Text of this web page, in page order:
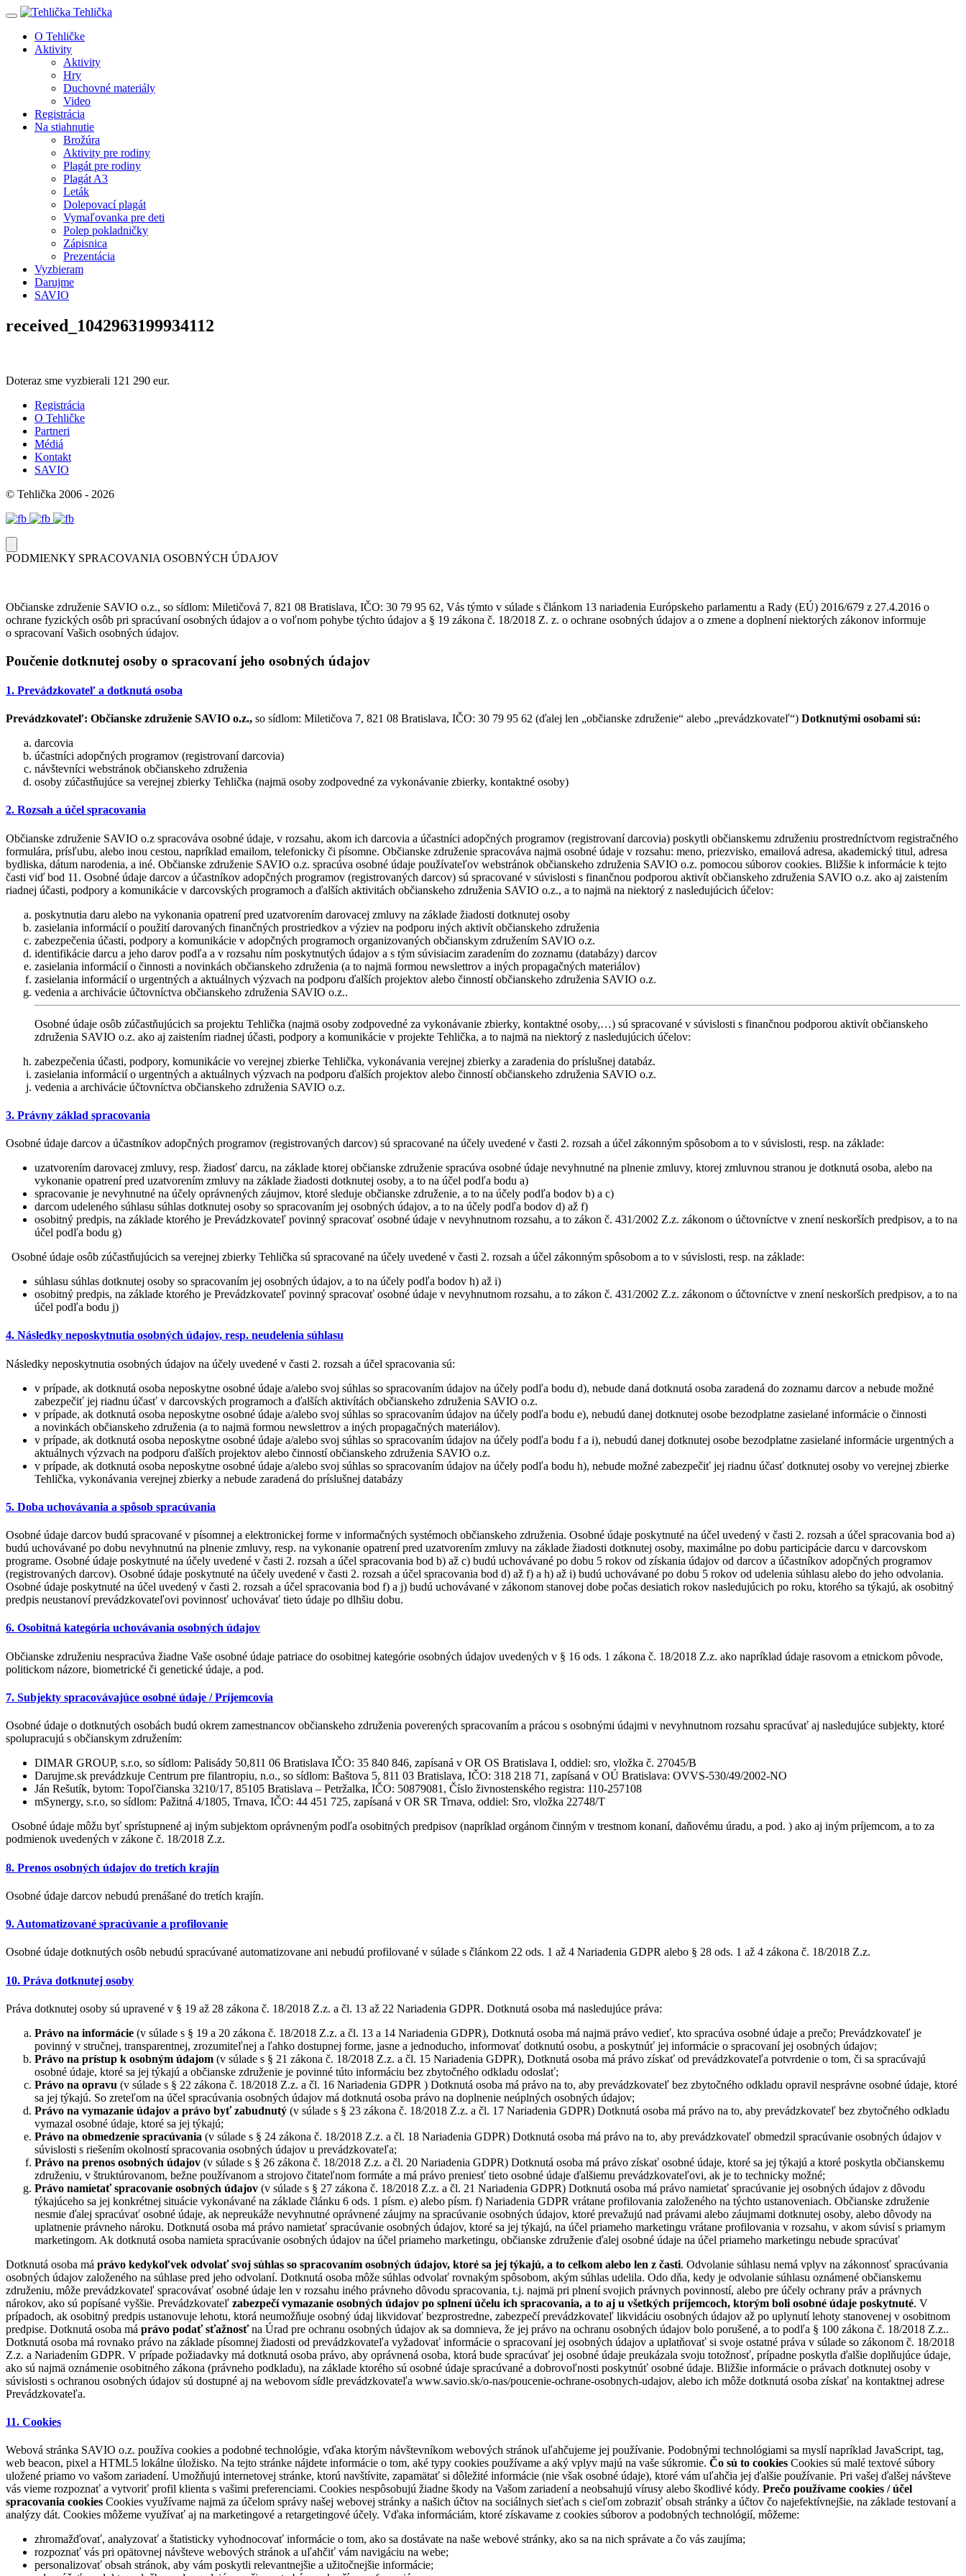
Tehlička
O Tehličke
Aktivity
Aktivity
Hry
Duchovné materiály
Video
Registrácia
Na stiahnutie
Brožúra
Aktivity pre rodiny
Plagát pre rodiny
Plagát A3
Leták
Dolepovací plagát
Vymaľovanka pre deti
Polep pokladničky
Zápisnica
Prezentácia
Vyzbieram
Darujme
SAVIO
received_1042963199934112
Doteraz sme vyzbierali 121 290 eur.
Registrácia
O Tehličke
Partneri
Médiá
Kontakt
SAVIO
© Tehlička 2006 - 2026
PODMIENKY SPRACOVANIA OSOBNÝCH ÚDAJOV
Občianske združenie SAVIO o.z., so sídlom: Miletičová 7, 821 08 Bratislava, IČO: 30 79 95 62, Vás týmto v súlade s článkom 13 nariadenia Európskeho parlamentu a Rady (EÚ) 2016/679 z 27.4.2016 o
ochrane fyzických osôb pri spracúvaní osobných údajov a o voľnom pohybe týchto údajov a § 19 zákona č. 18/2018 Z. z. o ochrane osobných údajov a o zmene a doplnení niektorých zákonov informuje
o spracovaní Vašich osobných údajov.
Poučenie dotknutej osoby o spracovaní jeho osobných údajov
1. Prevádzkovateľ a dotknutá osoba
Prevádzkovateľ: Občianske združenie SAVIO o.z., so sídlom: Miletičova 7, 821 08 Bratislava, IČO: 30 79 95 62 (ďalej len „občianske združenie“ alebo „prevádzkovateľ“) Dotknutými osobami sú:
darcovia
účastníci adopčných programov (registrovaní darcovia)
návštevníci webstránok občianskeho združenia
osoby zúčastňujúce sa verejnej zbierky Tehlička (najmä osoby zodpovedné za vykonávanie zbierky, kontaktné osoby)
2. Rozsah a účel spracovania
Občianske združenie SAVIO o.z spracováva osobné údaje, v rozsahu, akom ich darcovia a účastníci adopčných programov (registrovaní darcovia) poskytli občianskemu združeniu prostredníctvom registračného
formulára, prísľubu, alebo inou cestou, napríklad emailom, telefonicky či písomne. Občianske združenie spracováva najmä osobné údaje v rozsahu: meno, priezvisko, emailová adresa, akademický titul, adresa
bydliska, dátum narodenia, a iné. Občianske združenie SAVIO o.z. spracúva osobné údaje používateľov webstránok občianskeho združenia SAVIO o.z. pomocou súborov cookies. Bližšie k informácie k tejto
časti viď bod 11. Osobné údaje darcov a účastníkov adopčných programov (registrovaných darcov) sú spracované v súvislosti s finančnou podporou aktivít občianskeho združenia SAVIO o.z. ako aj zaistením
riadnej účasti, podpory a komunikácie v darcovských programoch a ďalších aktivitách občianskeho združenia SAVIO o.z., a to najmä na niektorý z nasledujúcich účelov:
poskytnutia daru alebo na vykonania opatrení pred uzatvorením darovacej zmluvy na základe žiadosti dotknutej osoby
zasielania informácií o použití darovaných finančných prostriedkov a výziev na podporu iných aktivít občianskeho združenia
zabezpečenia účasti, podpory a komunikácie v adopčných programoch organizovaných občianskym združením SAVIO o.z.
identifikácie darcu a jeho darov podľa a v rozsahu ním poskytnutých údajov a s tým súvisiacim zaradením do zoznamu (databázy) darcov
zasielania informácií o činnosti a novinkách občianskeho združenia (a to najmä formou newslettrov a iných propagačných materiálov)
zasielania informácií o urgentných a aktuálnych výzvach na podporu ďalších projektov alebo činností občianskeho združenia SAVIO o.z.
vedenia a archivácie účtovníctva občianskeho združenia SAVIO o.z..
Osobné údaje osôb zúčastňujúcich sa projektu Tehlička (najmä osoby zodpovedné za vykonávanie zbierky, kontaktné osoby,…) sú spracované v súvislosti s finančnou podporou aktivít občianskeho
združenia SAVIO o.z. ako aj zaistením riadnej účasti, podpory a komunikácie v projekte Tehlička, a to najmä na niektorý z nasledujúcich účelov:
zabezpečenia účasti, podpory, komunikácie vo verejnej zbierke Tehlička, vykonávania verejnej zbierky a zaradenia do príslušnej databáz.
zasielania informácií o urgentných a aktuálnych výzvach na podporu ďalších projektov alebo činností občianskeho združenia SAVIO o.z.
vedenia a archivácie účtovníctva občianskeho združenia SAVIO o.z.
3. Právny základ spracovania
Osobné údaje darcov a účastníkov adopčných programov (registrovaných darcov) sú spracované na účely uvedené v časti 2. rozsah a účel zákonným spôsobom a to v súvislosti, resp. na základe:
uzatvorením darovacej zmluvy, resp. žiadosť darcu, na základe ktorej občianske združenie spracúva osobné údaje nevyhnutné na plnenie zmluvy, ktorej zmluvnou stranou je dotknutá osoba, alebo na
vykonanie opatrení pred uzatvorením zmluvy na základe žiadosti dotknutej osoby, a to na účel podľa bodu a)
spracovanie je nevyhnutné na účely oprávnených záujmov, ktoré sleduje občianske združenie, a to na účely podľa bodov b) a c)
darcom udeleného súhlasu súhlas dotknutej osoby so spracovaním jej osobných údajov, a to na účely podľa bodov d) až f)
osobitný predpis, na základe ktorého je Prevádzkovateľ povinný spracovať osobné údaje v nevyhnutnom rozsahu, a to zákon č. 431/2002 Z.z. zákonom o účtovníctve v znení neskorších predpisov, a to na
účel podľa bodu g)
Osobné údaje osôb zúčastňujúcich sa verejnej zbierky Tehlička sú spracované na účely uvedené v časti 2. rozsah a účel zákonným spôsobom a to v súvislosti, resp. na základe:
súhlasu súhlas dotknutej osoby so spracovaním jej osobných údajov, a to na účely podľa bodov h) až i)
osobitný predpis, na základe ktorého je Prevádzkovateľ povinný spracovať osobné údaje v nevyhnutnom rozsahu, a to zákon č. 431/2002 Z.z. zákonom o účtovníctve v znení neskorších predpisov, a to na
účel podľa bodu j)
4. Následky neposkytnutia osobných údajov, resp. neudelenia súhlasu
Následky neposkytnutia osobných údajov na účely uvedené v časti 2. rozsah a účel spracovania sú:
v prípade, ak dotknutá osoba neposkytne osobné údaje a/alebo svoj súhlas so spracovaním údajov na účely podľa bodu d), nebude daná dotknutá osoba zaradená do zoznamu darcov a nebude možné
zabezpečiť jej riadnu účasť v darcovských programoch a ďalších aktivítách občianskeho združenia SAVIO o.z.
v prípade, ak dotknutá osoba neposkytne osobné údaje a/alebo svoj súhlas so spracovaním údajov na účely podľa bodu e), nebudú danej dotknutej osobe bezodplatne zasielané informácie o činnosti
a novinkách občianskeho združenia (a to najmä formou newslettrov a iných propagačných materiálov).
v prípade, ak dotknutá osoba neposkytne osobné údaje a/alebo svoj súhlas so spracovaním údajov na účely podľa bodu f a i), nebudú danej dotknutej osobe bezodplatne zasielané informácie urgentných a
aktuálnych výzvach na podporu ďalších projektov alebo činností občianskeho združenia SAVIO o.z.
v prípade, ak dotknutá osoba neposkytne osobné údaje a/alebo svoj súhlas so spracovaním údajov na účely podľa bodu h), nebude možné zabezpečiť jej riadnu účasť dotknutej osoby vo verejnej zbierke
Tehlička, vykonávania verejnej zbierky a nebude zaradená do príslušnej databázy
5. Doba uchovávania a spôsob spracúvania
Osobné údaje darcov budú spracované v písomnej a elektronickej forme v informačných systémoch občianskeho združenia. Osobné údaje poskytnuté na účel uvedený v časti 2. rozsah a účel spracovania bod a)
budú uchovávané po dobu nevyhnutnú na plnenie zmluvy, resp. na vykonanie opatrení pred uzatvorením zmluvy na základe žiadosti dotknutej osoby, maximálne po dobu participácie darcu v darcovskom
programe. Osobné údaje poskytnuté na účely uvedené v časti 2. rozsah a účel spracovania bod b) až c) budú uchovávané po dobu 5 rokov od získania údajov od darcov a účastníkov adopčných programov
(registrovaných darcov). Osobné údaje poskytnuté na účely uvedené v časti 2. rozsah a účel spracovania bod d) až f) a h) až i) budú uchovávané po dobu 5 rokov od udelenia súhlasu alebo do jeho odvolania.
Osobné údaje poskytnuté na účel uvedený v časti 2. rozsah a účel spracovania bod f) a j) budú uchovávané v zákonom stanovej dobe počas desiatich rokov nasledujúcich po roku, ktorého sa týkajú, ak osobitný
predpis neustanoví prevádzkovateľovi povinnosť uchovávať tieto údaje po dlhšiu dobu.
6. Osobitná kategória uchovávania osobných údajov
Občianske združeniu nespracúva žiadne Vaše osobné údaje patriace do osobitnej kategórie osobných údajov uvedených v § 16 ods. 1 zákona č. 18/2018 Z.z. ako napríklad údaje rasovom a etnickom pôvode,
politickom názore, biometrické či genetické údaje, a pod.
7. Subjekty spracovávajúce osobné údaje / Príjemcovia
Osobné údaje o dotknutých osobách budú okrem zamestnancov občianskeho združenia poverených spracovaním a prácou s osobnými údajmi v nevyhnutnom rozsahu spracúvať aj nasledujúce subjekty, ktoré
spolupracujú s občianskym združením:
DIMAR GROUP, s.r.o, so sídlom: Palisády 50,811 06 Bratislava IČO: 35 840 846, zapísaná v OR OS Bratislava I, oddiel: sro, vložka č. 27045/B
Darujme.sk prevádzkuje Centrum pre filantropiu, n.o., so sídlom: Baštova 5, 811 03 Bratislava, IČO: 318 218 71, zapísaná v OÚ Bratislava: OVVS-530/49/2002-NO
Ján Rešutík, bytom: Topoľčianska 3210/17, 85105 Bratislava – Petržalka, IČO: 50879081, Číslo živnostenského registra: 110-257108
mSynergy, s.r.o, so sídlom: Pažitná 4/1805, Trnava, IČO: 44 451 725, zapísaná v OR SR Trnava, oddiel: Sro, vložka 22748/T
Osobné údaje môžu byť sprístupnené aj iným subjektom oprávneným podľa osobitných predpisov (napríklad orgánom činným v trestnom konaní, daňovému úradu, a pod. ) ako aj iným príjemcom, a to za
podmienok uvedených v zákone č. 18/2018 Z.z.
8. Prenos osobných údajov do tretích krajín
Osobné údaje darcov nebudú prenášané do tretích krajín.
9. Automatizované spracúvanie a profilovanie
Osobné údaje dotknutých osôb nebudú spracúvané automatizovane ani nebudú profilované v súlade s článkom 22 ods. 1 až 4 Nariadenia GDPR alebo § 28 ods. 1 až 4 zákona č. 18/2018 Z.z.
10. Práva dotknutej osoby
Práva dotknutej osoby sú upravené v § 19 až 28 zákona č. 18/2018 Z.z. a čl. 13 až 22 Nariadenia GDPR. Dotknutá osoba má nasledujúce práva:
Právo na informácie (v súlade s § 19 a 20 zákona č. 18/2018 Z.z. a čl. 13 a 14 Nariadenia GDPR), Dotknutá osoba má najmä právo vedieť, kto spracúva osobné údaje a prečo; Prevádzkovateľ je
povinný v stručnej, transparentnej, zrozumiteľnej a ľahko dostupnej forme, jasne a jednoducho, informovať dotknutú osobu, a poskytnúť jej informácie o spracovaní jej osobných údajov;
Právo na prístup k osobným údajom (v súlade s § 21 zákona č. 18/2018 Z.z. a čl. 15 Nariadenia GDPR), Dotknutá osoba má právo získať od prevádzkovateľa potvrdenie o tom, či sa spracúvajú
osobné údaje, ktoré sa jej týkajú a občianske združenie je povinné túto informáciu bez zbytočného odkladu odoslať;
Právo na opravu (v súlade s § 22 zákona č. 18/2018 Z.z. a čl. 16 Nariadenia GDPR ) Dotknutá osoba má právo na to, aby prevádzkovateľ bez zbytočného odkladu opravil nesprávne osobné údaje, ktoré
sa jej týkajú. So zreteľom na účel spracúvania osobných údajov má dotknutá osoba právo na doplnenie neúplných osobných údajov;
Právo na vymazanie údajov a právo byť zabudnutý (v súlade s § 23 zákona č. 18/2018 Z.z. a čl. 17 Nariadenia GDPR) Dotknutá osoba má právo na to, aby prevádzkovateľ bez zbytočného odkladu
vymazal osobné údaje, ktoré sa jej týkajú;
Právo na obmedzenie spracúvania (v súlade s § 24 zákona č. 18/2018 Z.z. a čl. 18 Nariadenia GDPR) Dotknutá osoba má právo na to, aby prevádzkovateľ obmedzil spracúvanie osobných údajov v
súvislosti s riešením okolností spracovania osobných údajov u prevádzkovateľa;
Právo na prenos osobných údajov (v súlade s § 26 zákona č. 18/2018 Z.z. a čl. 20 Nariadenia GDPR) Dotknutá osoba má právo získať osobné údaje, ktoré sa jej týkajú a ktoré poskytla občianskemu
združeniu, v štruktúrovanom, bežne používanom a strojovo čitateľnom formáte a má právo preniesť tieto osobné údaje ďalšiemu prevádzkovateľovi, ak je to technicky možné;
Právo namietať spracovanie osobných údajov (v súlade s § 27 zákona č. 18/2018 Z.z. a čl. 21 Nariadenia GDPR) Dotknutá osoba má právo namietať spracúvanie jej osobných údajov z dôvodu
týkajúceho sa jej konkrétnej situácie vykonávané na základe článku 6 ods. 1 písm. e) alebo písm. f) Nariadenia GDPR vrátane profilovania založeného na týchto ustanoveniach. Občianske združenie
nesmie ďalej spracúvať osobné údaje, ak nepreukáže nevyhnutné oprávnené záujmy na spracúvanie osobných údajov, ktoré prevažujú nad právami alebo záujmami dotknutej osoby, alebo dôvody na
uplatnenie právneho nároku. Dotknutá osoba má právo namietať spracúvanie osobných údajov, ktoré sa jej týkajú, na účel priameho marketingu vrátane profilovania v rozsahu, v akom súvisí s priamym
marketingom. Ak dotknutá osoba namieta spracúvanie osobných údajov na účel priameho marketingu, občianske združenie ďalej osobné údaje na účel priameho marketingu nebude spracúvať
Dotknutá osoba má právo kedykoľvek odvolať svoj súhlas so spracovaním osobných údajov, ktoré sa jej týkajú, a to celkom alebo len z časti. Odvolanie súhlasu nemá vplyv na zákonnosť spracúvania
osobných údajov založeného na súhlase pred jeho odvolaní. Dotknutá osoba môže súhlas odvolať rovnakým spôsobom, akým súhlas udelila. Odo dňa, kedy je odvolanie súhlasu oznámené občianskemu
združeniu, môže prevádzkovateľ spracovávať osobné údaje len v rozsahu iného právneho dôvodu spracovania, t.j. najmä pri plnení svojich právnych povinností, alebo pre účely ochrany práv a právnych
nárokov, ako sú popísané vyššie. Prevádzkovateľ zabezpečí vymazanie osobných údajov po splnení účelu ich spracovania, a to aj u všetkých príjemcoch, ktorým boli osobné údaje poskytnuté. V
prípadoch, ak osobitný predpis ustanovuje lehotu, ktorá neumožňuje osobný údaj likvidovať bezprostredne, zabezpečí prevádzkovateľ likvidáciu osobných údajov až po uplynutí lehoty stanovenej v osobitnom
predpise. Dotknutá osoba má právo podať sťažnosťna Úrad pre ochranu osobných údajov ak sa domnieva, že jej právo na ochranu osobných údajov bolo porušené, a to podľa § 100 zákona č. 18/2018 Z.z..
Dotknutá osoba má rovnako právo na základe písomnej žiadosti od prevádzkovateľa vyžadovať informácie o spracovaní jej osobných údajov a uplatňovať si svoje ostatné práva v súlade so zákonom č. 18/2018
Z.z. a Nariadením GDPR. V prípade požiadavky má dotknutá osoba právo, aby oprávnená osoba, ktorá bude spracúvať jej osobné údaje preukázala svoju totožnosť, prípadne poskytla ďalšie doplňujúce údaje,
ako sú najmä oznámenie osobitného zákona (právneho podkladu), na základe ktorého sú osobné údaje spracúvané a dobrovoľnosti poskytnúť osobné údaje. Bližšie informácie o právach dotknutej osoby v
súvislosti s ochranou osobných údajov sú dostupné aj na webovom sídle prevádzkovateľa www.savio.sk/o-nas/poucenie-ochrane-osobnych-udajov, alebo ich môže dotknutá osoba získať na kontaktnej adrese
Prevádzkovateľa.
11. Cookies
Webová stránka SAVIO o.z. používa cookies a podobné technológie, vďaka ktorým návštevníkom webových stránok uľahčujeme jej používanie. Podobnými technológiami sa myslí napríklad JavaScript, tag,
web beacon, pixel a HTML5 lokálne úložisko. Na tejto stránke nájdete informácie o tom, aké typy cookies používame a aký vplyv majú na vaše súkromie. Čo sú to cookies Cookies sú malé textové súbory
uložené priamo vo vašom zariadení. Umožňujú internetovej stránke, ktorú navštívite, zapamätať si dôležité informácie (nie však osobné údaje), ktoré vám uľahčia jej ďalšie používanie. Pri vašej ďalšej návšteve
vás vieme rozpoznať a vytvoriť profil klienta s vašimi preferenciami. Cookies nespôsobujú žiadne škody na Vašom zariadení a neobsahujú vírusy alebo škodlivé kódy. Prečo používame cookies / účel
spracovania cookies Cookies využívame najmä za účelom správy našej webovej stránky a našich účtov na sociálnych sieťach s cieľom zobraziť obsah stránky a účtov čo najefektívnejšie, na základe testovaní a
analýzy dát. Cookies môžeme využívať aj na marketingové a retargetingové účely. Vďaka informáciám, ktoré získavame z cookies súborov a podobných technológií, môžeme:
zhromažďovať, analyzovať a štatisticky vyhodnocovať informácie o tom, ako sa dostávate na naše webové stránky, ako sa na nich správate a čo vás zaujíma;
rozpoznať vás pri opätovnej návšteve webových stránok a uľahčiť vám navigáciu na webe;
personalizovať obsah stránok, aby vám poskytli relevantnejšie a užitočnejšie informácie;